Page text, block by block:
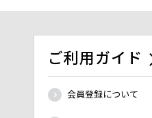
ご利用ガイド
会員登録について